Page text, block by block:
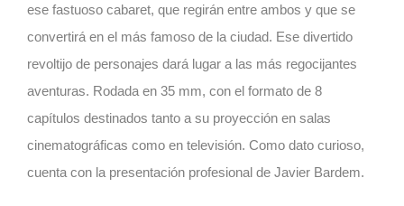
ese fastuoso cabaret, que regirán entre ambos y que se
convertirá en el más famoso de la ciudad. Ese divertido
revoltijo de personajes dará lugar a las más regocijantes
aventuras. Rodada en 35 mm, con el formato de 8
capítulos destinados tanto a su proyección en salas
cinematográficas como en televisión. Como dato curioso,
cuenta con la presentación profesional de Javier Bardem.